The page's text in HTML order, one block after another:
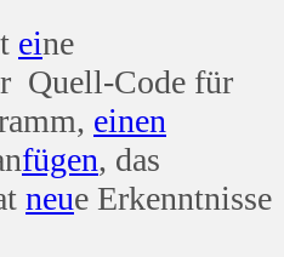
eine
Quell-Code für
einen
fügen, das
neue Erkenntnisse